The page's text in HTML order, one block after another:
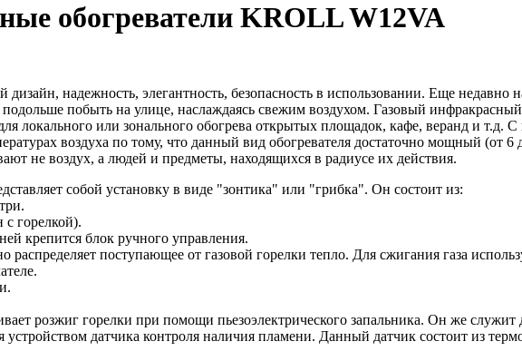
обогреватели KROLL W12VA
надежность, элегантность, безопасность в использовании. Еще
побыть на улице, наслаждаясь свежим воздухом. Газовый инфракрасный
локального или зонального обогрева открытых площадок, кафе, веранд и
воздуха по тому, что данный вид обогревателя достаточно мощный (от
не воздух, а людей и предметы, находящихся в радиусе их действия.
собой установку в виде "зонтика" или "грибка". Он состоит из:
горелкой).
крепится блок ручного управления.
поступающее от газовой горелки тепло. Для сжигания газа
розжиг горелки при помощи пьезоэлектрического запальника. Он же
датчика контроля наличия пламени. Данный датчик состоит из